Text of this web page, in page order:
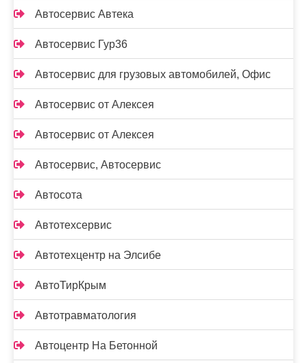
Автосервис Автека
Автосервис Гур36
Автосервис для грузовых автомобилей, Офис
Автосервис от Алексея
Автосервис от Алексея
Автосервис, Автосервис
Автосота
Автотехсервис
Автотехцентр на Элсибе
АвтоТирКрым
Автотравматология
Автоцентр На Бетонной